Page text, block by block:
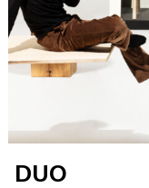
DUO